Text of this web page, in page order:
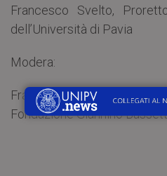
Francesco Svelto,
dell’Università di Pavia
Modera:
Francesco Samoré,
Fondazione Giannino